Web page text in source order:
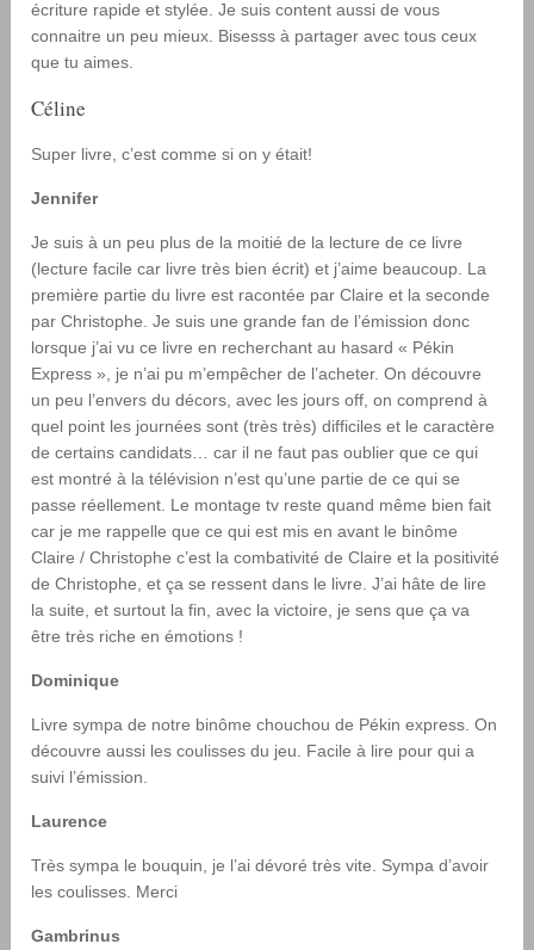
écriture rapide et stylée. Je suis content aussi de vous
connaitre un peu mieux. Bisesss à partager avec tous ceux
que tu aimes.
Céline
Super livre, c’est comme si on y était!
Jennifer
Je suis à un peu plus de la moitié de la lecture de ce livre
(lecture facile car livre très bien écrit) et j’aime beaucoup. La
première partie du livre est racontée par Claire et la seconde
par Christophe. Je suis une grande fan de l’émission donc
lorsque j’ai vu ce livre en recherchant au hasard « Pékin
Express », je n’ai pu m’empêcher de l’acheter. On découvre
un peu l’envers du décors, avec les jours off, on comprend à
quel point les journées sont (très très) difficiles et le caractère
de certains candidats… car il ne faut pas oublier que ce qui
est montré à la télévision n’est qu’une partie de ce qui se
passe réellement. Le montage tv reste quand même bien fait
car je me rappelle que ce qui est mis en avant le binôme
Claire / Christophe c’est la combativité de Claire et la positivité
de Christophe, et ça se ressent dans le livre. J’ai hâte de lire
la suite, et surtout la fin, avec la victoire, je sens que ça va
être très riche en émotions !
Dominique
Livre sympa de notre binôme chouchou de Pékin express. On
découvre aussi les coulisses du jeu. Facile à lire pour qui a
suivi l’émission.
Laurence
Très sympa le bouquin, je l’ai dévoré très vite. Sympa d’avoir
les coulisses. Merci
Gambrinus